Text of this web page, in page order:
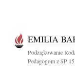
EMILIA
Podziękowanie
Pedagogom z SP